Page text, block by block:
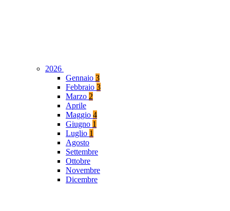
2026
Gennaio 3
Febbraio 3
Marzo 2
Aprile
Maggio 4
Giugno 1
Luglio 1
Agosto
Settembre
Ottobre
Novembre
Dicembre